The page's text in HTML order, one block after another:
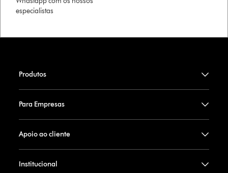
especialistas
Produtos
Para Empresas
Apoio ao cliente
Institucional